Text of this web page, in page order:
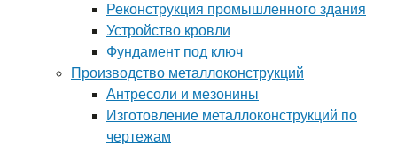
Реконструкция промышленного здания
Устройство кровли
Фундамент под ключ
Производство металлоконструкций
Антресоли и мезонины
Изготовление металлоконструкций по
чертежам